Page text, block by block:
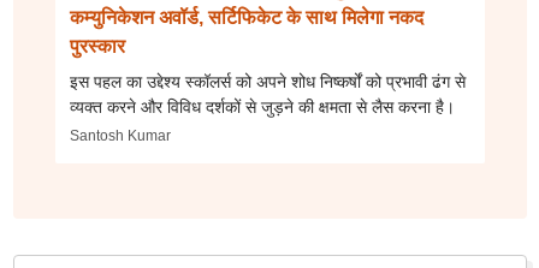
कम्युनिकेशन अवॉर्ड, सर्टिफिकेट के साथ मिलेगा नकद
पुरस्कार
इस पहल का उद्देश्य स्कॉलर्स को अपने शोध निष्कर्षों को प्रभावी ढंग से
व्यक्त करने और विविध दर्शकों से जुड़ने की क्षमता से लैस करना है।
Santosh Kumar